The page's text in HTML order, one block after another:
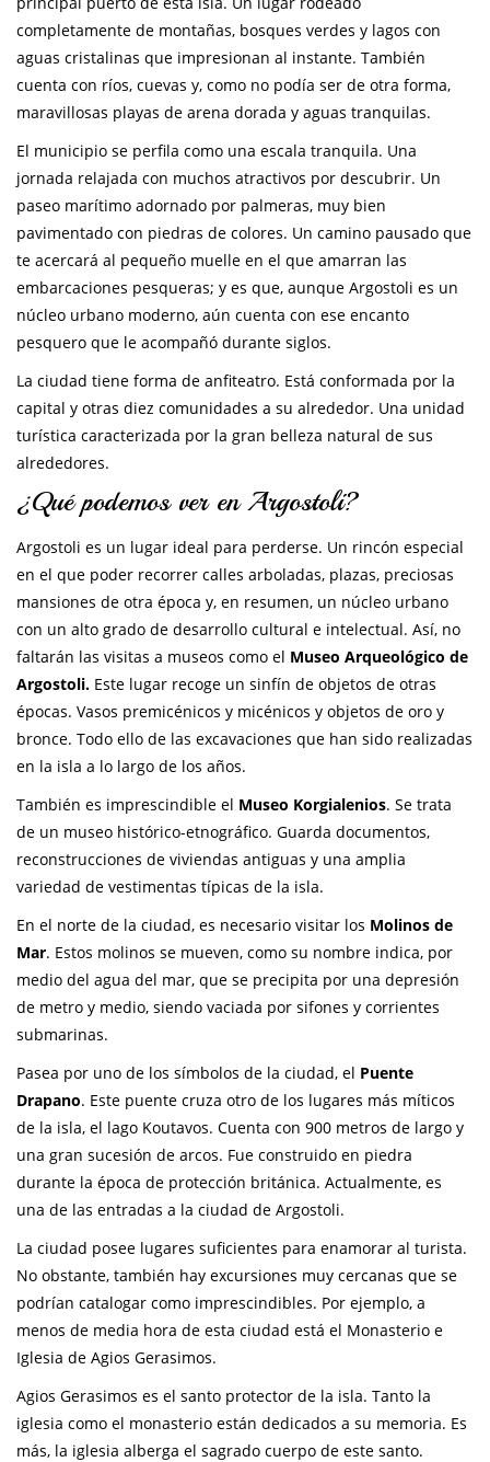
completamente de montañas, bosques verdes y lagos con
aguas cristalinas que impresionan al instante. También
cuenta con ríos, cuevas y, como no podía ser de otra forma,
maravillosas playas de arena dorada y aguas tranquilas.
El municipio se perfila como una escala tranquila. Una
jornada relajada con muchos atractivos por descubrir. Un
paseo marítimo adornado por palmeras, muy bien
pavimentado con piedras de colores. Un camino pausado que
te acercará al pequeño muelle en el que amarran las
embarcaciones pesqueras; y es que, aunque Argostoli es un
núcleo urbano moderno, aún cuenta con ese encanto
pesquero que le acompañó durante siglos.
La ciudad tiene forma de anfiteatro. Está conformada por la
capital y otras diez comunidades a su alrededor. Una unidad
turística caracterizada por la gran belleza natural de sus
alrededores.
¿Qué podemos ver en Argostoli?
Argostoli es un lugar ideal para perderse. Un rincón especial
en el que poder recorrer calles arboladas, plazas, preciosas
mansiones de otra época y, en resumen, un núcleo urbano
con un alto grado de desarrollo cultural e intelectual. Así, no
faltarán las visitas a museos como el Museo Arqueológico de
Argostoli. Este lugar recoge un sinfín de objetos de otras
épocas. Vasos premicénicos y micénicos y objetos de oro y
bronce. Todo ello de las excavaciones que han sido realizadas
en la isla a lo largo de los años.
También es imprescindible el Museo Korgialenios. Se trata
de un museo histórico-etnográfico. Guarda documentos,
reconstrucciones de viviendas antiguas y una amplia
variedad de vestimentas típicas de la isla.
En el norte de la ciudad, es necesario visitar los Molinos de
Mar. Estos molinos se mueven, como su nombre indica, por
medio del agua del mar, que se precipita por una depresión
de metro y medio, siendo vaciada por sifones y corrientes
submarinas.
Pasea por uno de los símbolos de la ciudad, el Puente
Drapano. Este puente cruza otro de los lugares más míticos
de la isla, el lago Koutavos. Cuenta con 900 metros de largo y
una gran sucesión de arcos. Fue construido en piedra
durante la época de protección británica. Actualmente, es
una de las entradas a la ciudad de Argostoli.
La ciudad posee lugares suficientes para enamorar al turista.
No obstante, también hay excursiones muy cercanas que se
podrían catalogar como imprescindibles. Por ejemplo, a
menos de media hora de esta ciudad está el Monasterio e
Iglesia de Agios Gerasimos.
Agios Gerasimos es el santo protector de la isla. Tanto la
iglesia como el monasterio están dedicados a su memoria. Es
más, la iglesia alberga el sagrado cuerpo de este santo.